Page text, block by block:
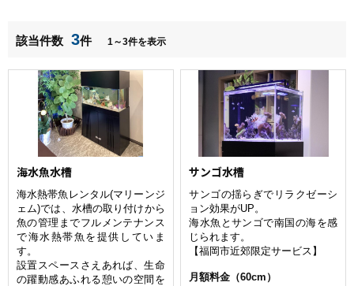
該当件数 3件 1～3件を表示
海水魚水槽
海水熱帯魚レンタル(マリーンジ
ェム)では、水槽の取り付けから
魚の管理までフルメンテナンス
で海水熱帯魚を提供していま
す。
設置スペースさえあれば、生命
の躍動感あふれる憩いの空間を
サンゴ水槽
サンゴの揺らぎでリラクゼーシ
ョン効果がUP。
海水魚とサンゴで南国の海を感
じられます。
【福岡市近郊限定サービス】
月額料金（60cm）